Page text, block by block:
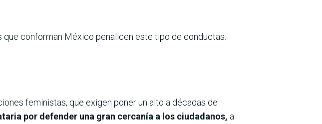
conforman México penalicen este tipo de conductas.
feministas, que exigen poner un alto a décadas de
por defender una gran cercanía a los ciudadanos, a